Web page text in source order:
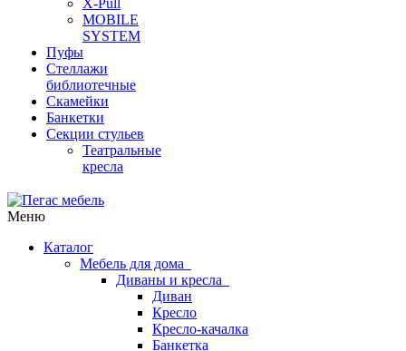
X-Pull
MOBILE
SYSTEM
Пуфы
Стеллажи
библиотечные
Скамейки
Банкетки
Секции стульев
Театральные
кресла
Меню
Каталог
Мебель для дома
Диваны и кресла
Диван
Кресло
Кресло-качалка
Банкетка